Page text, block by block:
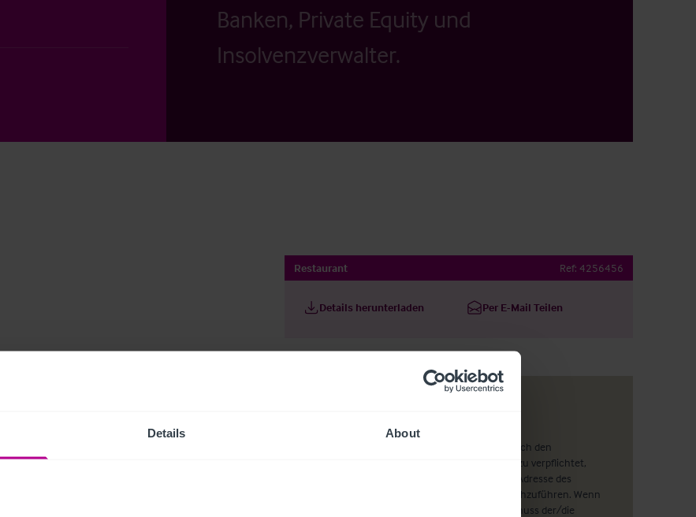
Details About
Banken, Private Equity und
Insolvenzverwalter.
Restaurant Ref: 4256456
Details herunterladen Per E-Mail Teilen
Hinweis
Wie Sie sicherlich wissen, sind wir nach den
Geldwäscherichtlinien gesetzlich dazu verpflichtet,
eine Überprüfung der Identität und Adresse des
Käufers bei Angebotsannahme durchzuführen. Wenn
ein Angebot angenommen wurde, muss der/die